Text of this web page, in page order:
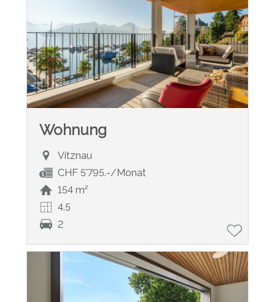
Wohnung
Vitznau
CHF 5'795.-/Monat
154 m²
4.5
2